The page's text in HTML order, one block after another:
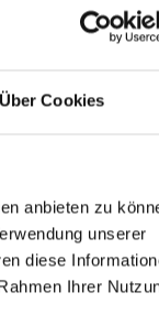
Über Cookies
anbieten zu
unserer
diese
Ihrer
und
durch
von unserem